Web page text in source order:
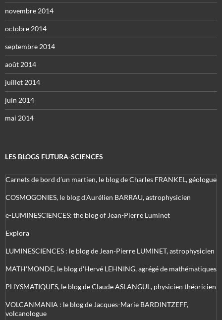
novembre 2014
octobre 2014
septembre 2014
août 2014
juillet 2014
juin 2014
mai 2014
LES BLOGS FUTURA-SCIENCES
Carnets de bord d’un martien, le blog de Charles FRANKEL, géologue
COSMOGONIES, le blog d'Aurélien BARRAU, astrophysicien
e-LUMINESCIENCES: the blog of Jean-Pierre Luminet
Explora
LUMINESCIENCES : le blog de Jean-Pierre LUMINET, astrophysicien
MATH'MONDE, le blog d'Hervé LEHNING, agrégé de mathématiques
PHYSMATIQUES, le blog de Claude ASLANGUL, physicien théoricien
VOLCANMANIA : le blog de Jacques-Marie BARDINTZEFF,
volcanologue